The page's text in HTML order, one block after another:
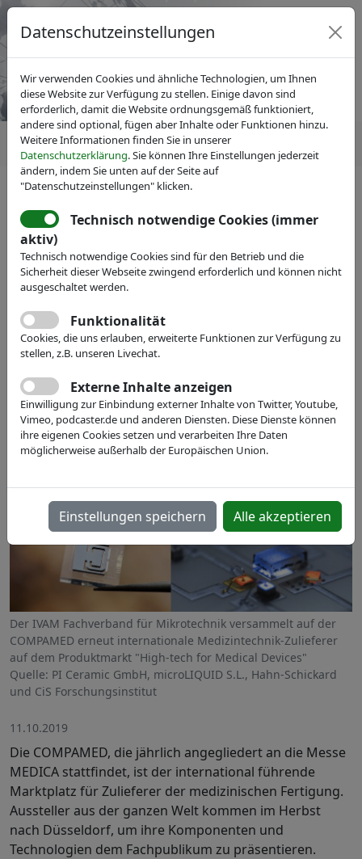
IVAM Fachverband für Mikrotechnik
Pressemitteilungen
IVAM-Produktmarkt auf der
COMPAMED 2019: Keine
Digitalisierung in der
Medizintechnik ohne
Mikrotechnologien
Der IVAM Fachverband für Mikrotechnik versammelt auf der
COMPAMED erneut internationale Medizintechnik-Zulieferer
auf dem Produktmarkt "High-tech for Medical Devices"
Quelle: PI Ceramic GmbH, microLIQUID S.L., Hahn-Schickard
und CiS Forschungsinstitut
11.10.2019
Die COMPAMED, die jährlich angegliedert an die Messe
MEDICA stattfindet, ist der international führende
Marktplatz für Zulieferer der medizinischen Fertigung.
Aussteller aus der ganzen Welt kommen im Herbst
nach Düsseldorf, um ihre Komponenten und
Technologien dem Fachpublikum zu präsentieren.
Datenschutzeinstellungen
Wir verwenden Cookies und ähnliche Technologien, um Ihnen
diese Website zur Verfügung zu stellen. Einige davon sind
erforderlich, damit die Website ordnungsgemäß funktioniert,
andere sind optional, fügen aber Inhalte oder Funktionen hinzu.
Weitere Informationen finden Sie in unserer
Datenschutzerklärung. Sie können Ihre Einstellungen jederzeit
ändern, indem Sie unten auf der Seite auf
"Datenschutzeinstellungen" klicken.
Technisch notwendige Cookies (immer
aktiv)
Technisch notwendige Cookies sind für den Betrieb und die
Sicherheit dieser Webseite zwingend erforderlich und können nicht
ausgeschaltet werden.
Funktionalität
Cookies, die uns erlauben, erweiterte Funktionen zur Verfügung zu
stellen, z.B. unseren Livechat.
Externe Inhalte anzeigen
Einwilligung zur Einbindung externer Inhalte von Twitter, Youtube,
Vimeo, podcaster.de und anderen Diensten. Diese Dienste können
ihre eigenen Cookies setzen und verarbeiten Ihre Daten
möglicherweise außerhalb der Europäischen Union.
Einstellungen speichern Alle akzeptieren